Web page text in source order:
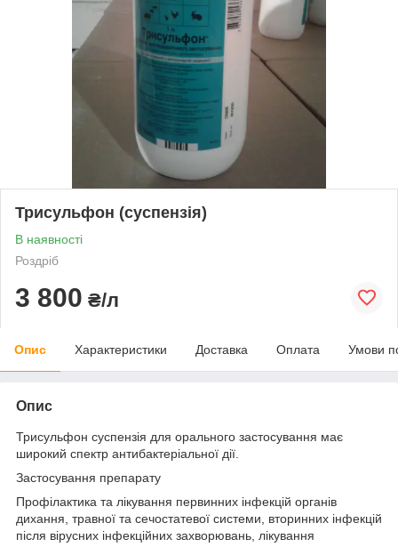
Трисульфон (суспензія)
В наявності
Роздріб
3 800 ₴/л
Опис Характеристики Доставка Оплата Умови
Опис
Трисульфон суспензія для орального застосування має
широкий спектр антибактеріальної дії.
Застосування препарату
Профілактика та лікування первинних інфекцій органів
дихання, травної та сечостатевої системи, вторинних інфекцій
після вірусних інфекційних захворювань, лікування